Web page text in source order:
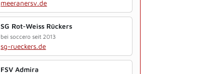
meeranersv.de
SG Rot-Weiss Rückers
bei soccero seit 2013
sg-rueckers.de
FSV Admira